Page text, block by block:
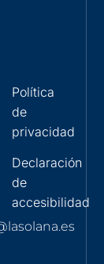
Política
de
privacidad
Declaración
de
accesibilidad